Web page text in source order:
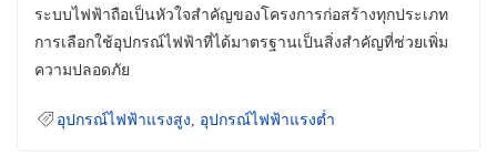
ระบบไฟฟ้าถือเป็นหัวใจสำคัญของโครงการก่อสร้างทุกประเภท
การเลือกใช้อุปกรณ์ไฟฟ้าที่ได้มาตรฐานเป็นสิ่งสำคัญที่ช่วยเพิ่ม
ความปลอดภัย
อุปกรณ์ไฟฟ้าแรงสูง อุปกรณ์ไฟฟ้าแรงต่ำ